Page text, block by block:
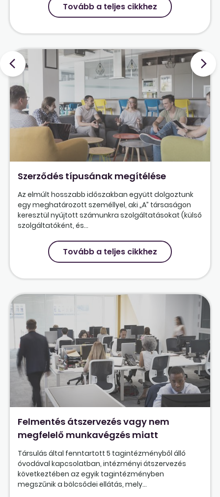
Tovább a teljes cikkhez
Szerződés típusának megítélése
Az elmúlt hosszabb időszakban együtt dolgoztunk
egy meghatározott személlyel, aki „A” társaságon
keresztül nyújtott számunkra szolgáltatásokat (külső
szolgáltatóként, és...
Tovább a teljes cikkhez
Felmentés átszervezés vagy nem
megfelelő munkavégzés miatt
Társulás által fenntartott 5 tagintézményből álló
óvodával kapcsolatban, intézményi átszervezés
következtében az egyik tagintézményben
megszűnik a bölcsődei ellátás, mely...